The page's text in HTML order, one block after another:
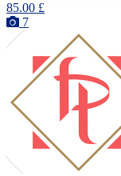
85.00 £
7